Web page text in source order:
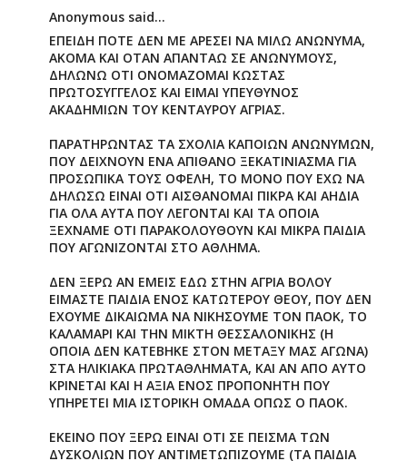
Anonymous said...
ΕΠΕΙΔΗ ΠΟΤΕ ΔΕΝ ΜΕ ΑΡΕΣΕΙ ΝΑ ΜΙΛΩ ΑΝΩΝΥΜΑ,
ΑΚΟΜΑ ΚΑΙ ΟΤΑΝ ΑΠΑΝΤΑΩ ΣΕ ΑΝΩΝΥΜΟΥΣ,
ΔΗΛΩΝΩ ΟΤΙ ΟΝΟΜΑΖΟΜΑΙ ΚΩΣΤΑΣ
ΠΡΩΤΟΣΥΓΓΕΛΟΣ ΚΑΙ ΕΙΜΑΙ ΥΠΕΥΘΥΝΟΣ
ΑΚΑΔΗΜΙΩΝ ΤΟΥ ΚΕΝΤΑΥΡΟΥ ΑΓΡΙΑΣ.
ΠΑΡΑΤΗΡΩΝΤΑΣ ΤΑ ΣΧΟΛΙΑ ΚΑΠΟΙΩΝ ΑΝΩΝΥΜΩΝ,
ΠΟΥ ΔΕΙΧΝΟΥΝ ΕΝΑ ΑΠΙΘΑΝΟ ΞΕΚΑΤΙΝΙΑΣΜΑ ΓΙΑ
ΠΡΟΣΩΠΙΚΑ ΤΟΥΣ ΟΦΕΛΗ, ΤΟ ΜΟΝΟ ΠΟΥ ΕΧΩ ΝΑ
ΔΗΛΩΣΩ ΕΙΝΑΙ ΟΤΙ ΑΙΣΘΑΝΟΜΑΙ ΠΙΚΡΑ ΚΑΙ ΑΗΔΙΑ
ΓΙΑ ΟΛΑ ΑΥΤΑ ΠΟΥ ΛΕΓΟΝΤΑΙ ΚΑΙ ΤΑ ΟΠΟΙΑ
ΞΕΧΝΑΜΕ ΟΤΙ ΠΑΡΑΚΟΛΟΥΘΟΥΝ ΚΑΙ ΜΙΚΡΑ ΠΑΙΔΙΑ
ΠΟΥ ΑΓΩΝΙΖΟΝΤΑΙ ΣΤΟ ΑΘΛΗΜΑ.
ΔΕΝ ΞΕΡΩ ΑΝ ΕΜΕΙΣ ΕΔΩ ΣΤΗΝ ΑΓΡΙΑ ΒΟΛΟΥ
ΕΙΜΑΣΤΕ ΠΑΙΔΙΑ ΕΝΟΣ ΚΑΤΩΤΕΡΟΥ ΘΕΟΥ, ΠΟΥ ΔΕΝ
ΕΧΟΥΜΕ ΔΙΚΑΙΩΜΑ ΝΑ ΝΙΚΗΣΟΥΜΕ ΤΟΝ ΠΑΟΚ, ΤΟ
ΚΑΛΑΜΑΡΙ ΚΑΙ ΤΗΝ ΜΙΚΤΗ ΘΕΣΣΑΛΟΝΙΚΗΣ (Η
ΟΠΟΙΑ ΔΕΝ ΚΑΤΕΒΗΚΕ ΣΤΟΝ ΜΕΤΑΞΥ ΜΑΣ ΑΓΩΝΑ)
ΣΤΑ ΗΛΙΚΙΑΚΑ ΠΡΩΤΑΘΛΗΜΑΤΑ, ΚΑΙ ΑΝ ΑΠΟ ΑΥΤΟ
ΚΡΙΝΕΤΑΙ ΚΑΙ Η ΑΞΙΑ ΕΝΟΣ ΠΡΟΠΟΝΗΤΗ ΠΟΥ
ΥΠΗΡΕΤΕΙ ΜΙΑ ΙΣΤΟΡΙΚΗ ΟΜΑΔΑ ΟΠΩΣ Ο ΠΑΟΚ.
ΕΚΕΙΝΟ ΠΟΥ ΞΕΡΩ ΕΙΝΑΙ ΟΤΙ ΣΕ ΠΕΙΣΜΑ ΤΩΝ
ΔΥΣΚΟΛΙΩΝ ΠΟΥ ΑΝΤΙΜΕΤΩΠΙΖΟΥΜΕ (ΤΑ ΠΑΙΔΙΑ